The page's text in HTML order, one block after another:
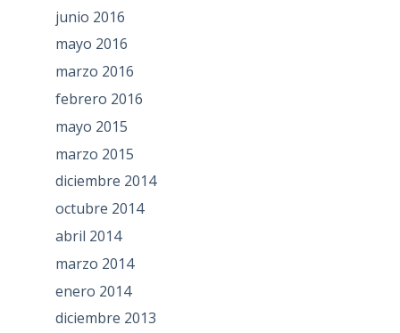
junio 2016
mayo 2016
marzo 2016
febrero 2016
mayo 2015
marzo 2015
diciembre 2014
octubre 2014
abril 2014
marzo 2014
enero 2014
diciembre 2013